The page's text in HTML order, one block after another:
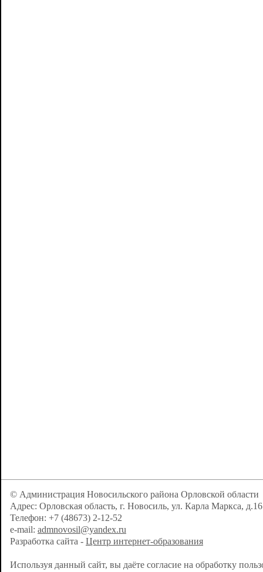
© Администрация Новосильского района Орловской области
Адрес: Орловская область, г. Новосиль, ул. Карла Маркса, д.16
Телефон: +7 (48673) 2-12-52
e-mail: admnovosil@yandex.ru
Разработка сайта - Центр интернет-образования
Используя данный сайт, вы даёте согласие на обработку